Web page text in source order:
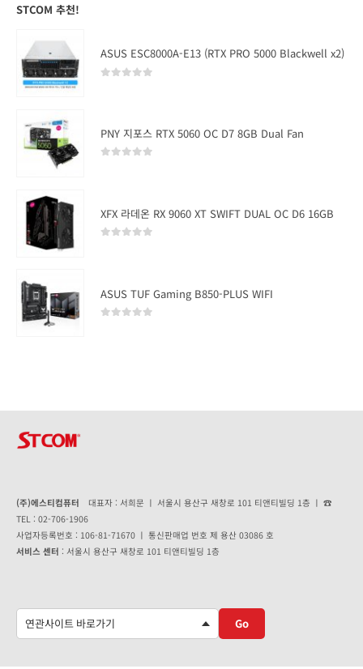
STCOM 추천!
ASUS ESC8000A-E13 (RTX PRO 5000 Blackwell x2)
PNY 지포스 RTX 5060 OC D7 8GB Dual Fan
XFX 라데온 RX 9060 XT SWIFT DUAL OC D6 16GB
ASUS TUF Gaming B850-PLUS WIFI
(주)에스티컴퓨터 대표자 : 서희문 ㅣ 서울시 용산구 새창로 101 티앤티빌딩 1층 ㅣ ☎
TEL : 02-706-1906
사업자등록번호 : 106-81-71670 ㅣ 통신판매업 번호 제 용산 03086 호
서비스 센터 : 서울시 용산구 새창로 101 티앤티빌딩 1층
Go